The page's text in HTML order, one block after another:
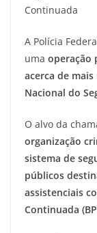
Continuada
A Polícia
uma operação
acerca de
Nacional do
O alvo da
organização
sistema de
públicos
assistenciais
Continuada